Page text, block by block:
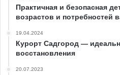
Практичная и безопасная
возрастов и потребностей
19.04.2024
Курорт Садгород —
восстановления
20.07.2023